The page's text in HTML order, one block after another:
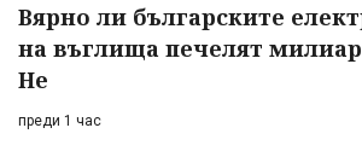
Вярно ли българските
на въглища печелят
Не
преди 1 час